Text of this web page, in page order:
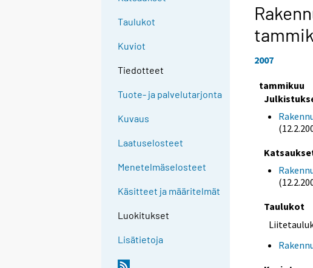
Taulukot
Kuviot
Tiedotteet
Tuote- ja palvelutarjonta
Kuvaus
Laatuselosteet
Menetelmäselosteet
Käsitteet ja määritelmät
Luokitukset
Lisätietoja
2007
tammikuu
Taulukot